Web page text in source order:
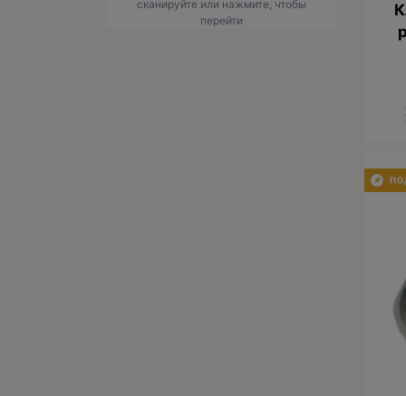
сканируйте или нажмите, чтобы
перейти